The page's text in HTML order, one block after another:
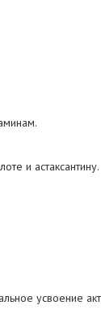
и астаксантину.
усвоение